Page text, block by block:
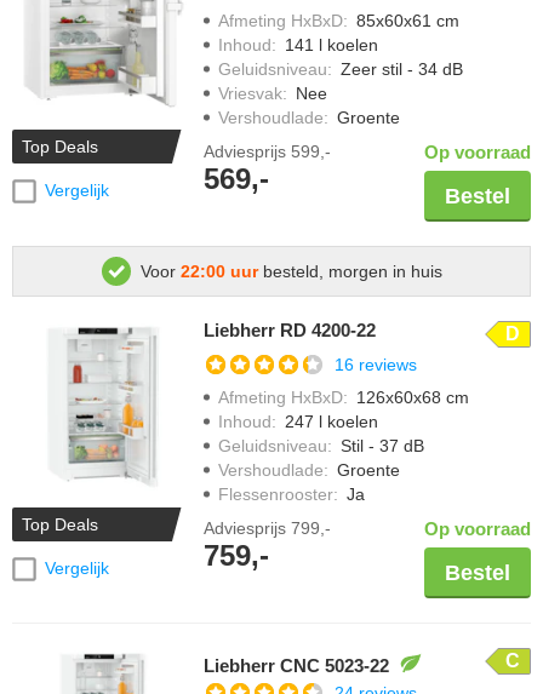
Top Deals
Vergelijk
Afmeting HxBxD: 85x60x61 cm
Inhoud: 141 l koelen
Geluidsniveau: Zeer stil - 34 dB
Vriesvak: Nee
Vershoudlade: Groente
Adviesprijs 599,-
569,-
Op voorraad
Bestel
Voor 22:00 uurbesteld, morgen in huis
Top Deals
Vergelijk
Liebherr RD 4200-22 D
16 reviews
Afmeting HxBxD: 126x60x68 cm
Inhoud: 247 l koelen
Geluidsniveau: Stil - 37 dB
Vershoudlade: Groente
Flessenrooster: Ja
Adviesprijs 799,-
759,-
Op voorraad
Bestel
Liebherr CNC 5023-22 C